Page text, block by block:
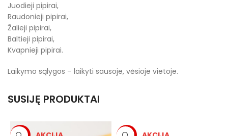
Juodieji pipirai,
Raudonieji pipirai,
Žalieji pipirai,
Baltieji pipirai,
Kvapnieji pipirai.
Laikymo sąlygos – laikyti sausoje, vėsioje vietoje.
SUSIJĘ PRODUKTAI